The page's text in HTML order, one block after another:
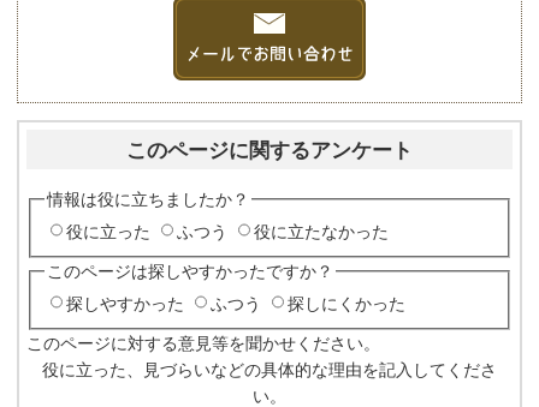
このページに関するアンケート
情報は役に立ちましたか？
役に立った
ふつう 役に立たなかった
このページは探しやすかったですか？
探しやすかった
ふつう 探しにくかった
このページに対する意見等を聞かせください。
役に立った、見づらいなどの具体的な理由を記入してくださ
い。